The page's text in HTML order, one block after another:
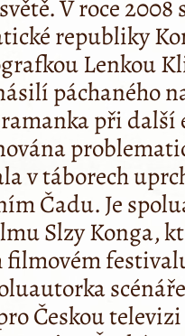
V roce 2008
republiky
Lenkou
páchaného
při další
v táborech
Čadu. Je
Slzy Konga,
Českou televizi